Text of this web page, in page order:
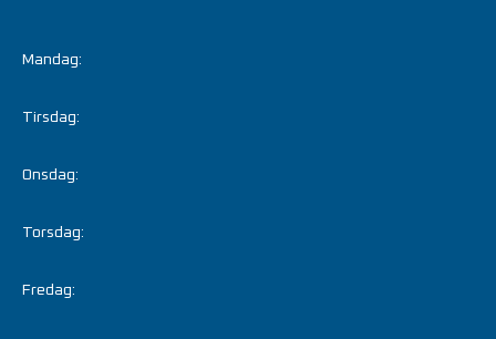
Mandag:
Tirsdag:
Onsdag:
Torsdag:
Fredag: